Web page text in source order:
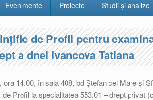
Evenimente Proiecte Studii și analize
de Profil pentru
a dnei Ivancova Tatiana
ora 14.00, în sala 408, bd Ștefan cel Mare și
Profil la specialitatea 553.01 – drept privat